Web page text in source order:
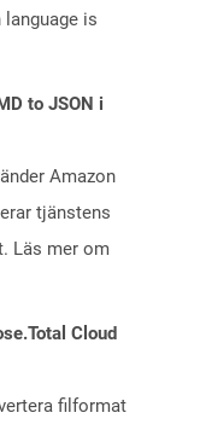
is
to JSON i
Amazon
tjänstens
Läs mer om
Cloud
filformat